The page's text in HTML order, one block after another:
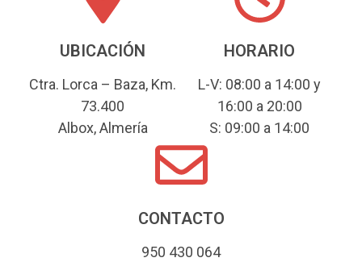
UBICACIÓN
Ctra. Lorca – Baza, Km.
73.400
Albox, Almería
HORARIO
L-V: 08:00 a 14:00 y
16:00 a 20:00
S: 09:00 a 14:00
CONTACTO
950 430 064